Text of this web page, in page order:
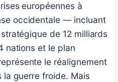
européennes à
occidentale — incluant
de 12 milliards
nations et le plan
le réalignement
guerre froide. Mais